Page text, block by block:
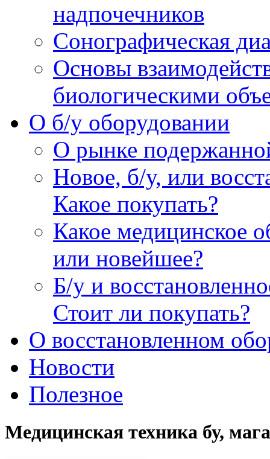
надпочечников
Сонографическая
Основы
биологическими
O б/у оборудовании
О рынке
Новое, б/у, или
Какое покупать?
Какое медицинское
или новейшее?
Б/у и
Стоит ли покупать?
О восстановленном
Новости
Полезное
Медицинская техника бу,